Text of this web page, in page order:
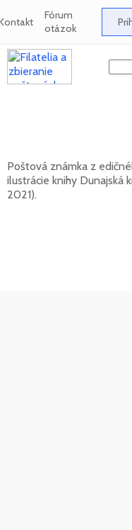
Fórum
otázok
Poštová známka z
ilustrácie knihy Dunajská
2021).